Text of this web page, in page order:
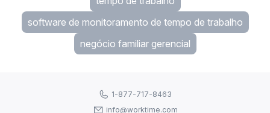
software de monitoramento de tempo de trabalho
negócio familiar gerencial
1-877-717-8463
info@worktime.com